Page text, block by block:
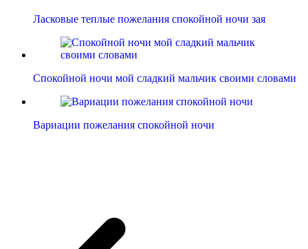
Ласковые теплые пожелания спокойной ночи зая
Спокойной ночи мой сладкий мальчик своими словами
Вариации пожелания спокойной ночи